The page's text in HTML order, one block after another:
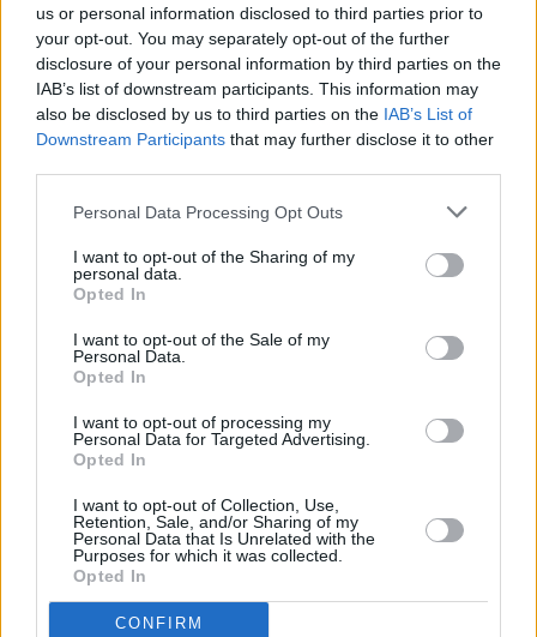
us or personal information disclosed to third parties prior to
your opt-out. You may separately opt-out of the further
disclosure of your personal information by third parties on the
IAB’s list of downstream participants. This information may
also be disclosed by us to third parties on the IAB’s List of
Downstream Participants that may further disclose it to other
Personal Data Processing Opt Outs
I want to opt-out of the Sharing of my
personal data.
Opted In
I want to opt-out of the Sale of my
Personal Data.
Opted In
I want to opt-out of processing my
Personal Data for Targeted Advertising.
Opted In
I want to opt-out of Collection, Use,
Retention, Sale, and/or Sharing of my
Personal Data that Is Unrelated with the
Purposes for which it was collected.
Opted In
CONFIRM
03 czerwca 2013, 07:58
Wiem, że kilka lat temu spieprzyłem
swoje życie, a teraz postanowiłem je
naprawiać!